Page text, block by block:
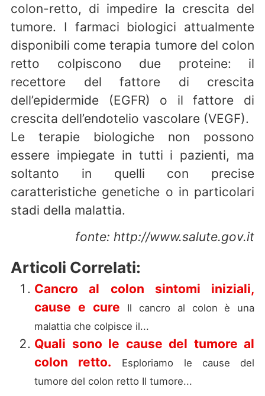
colon-retto, di impedire la crescita del
tumore. I farmaci biologici attualmente
disponibili come terapia tumore del colon
retto colpiscono due proteine: il
recettore del fattore di crescita
dell’epidermide (EGFR) o il fattore di
crescita dell’endotelio vascolare (VEGF).
Le terapie biologiche non possono
essere impiegate in tutti i pazienti, ma
soltanto in quelli con precise
caratteristiche genetiche o in particolari
stadi della malattia.
fonte: http://www.salute.gov.it
Articoli Correlati:
Cancro al colon sintomi iniziali,
cause e cure
Il cancro al colon è una
malattia che colpisce il...
Quali sono le cause del tumore al
colon retto.
Esploriamo le cause del
tumore del colon retto Il tumore...